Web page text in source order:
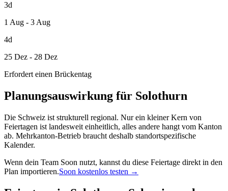
3d
1 Aug - 3 Aug
4d
25 Dez - 28 Dez
Erfordert einen Brückentag
Planungsauswirkung für Solothurn
Die Schweiz ist strukturell regional. Nur ein kleiner Kern von
Feiertagen ist landesweit einheitlich, alles andere hangt vom Kanton
ab. Mehrkanton-Betrieb braucht deshalb standortspezifische
Kalender.
Wenn dein Team Soon nutzt, kannst du diese Feiertage direkt in den
Plan importieren.Soon kostenlos testen →